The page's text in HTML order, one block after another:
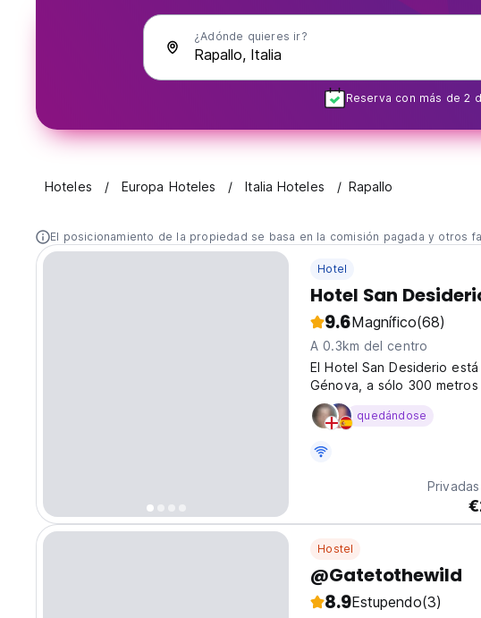
¿Adónde quieres ir?
Reserva con más de 2
Hoteles Europa Hoteles Italia Hoteles Rapallo
El posicionamiento de la propiedad se basa en la comisión pagada y otros
Hotel
Hotel San
9.6Magnífico(68)
A 0.3km del centro
El Hotel San Desiderio
Génova, a sólo 300
quedándose
Hostel
@Gatetothewild
8.9Estupendo(3)